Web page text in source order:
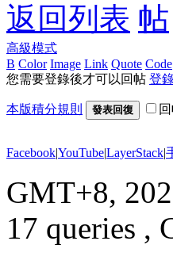
返回列表
高級模式
B Color Image Link Quote Code
您需要登錄後才可以回帖 登
本版積分規則 發表回復
Facebook|YouTube|LayerStack|
GMT+8,
17 queries ,